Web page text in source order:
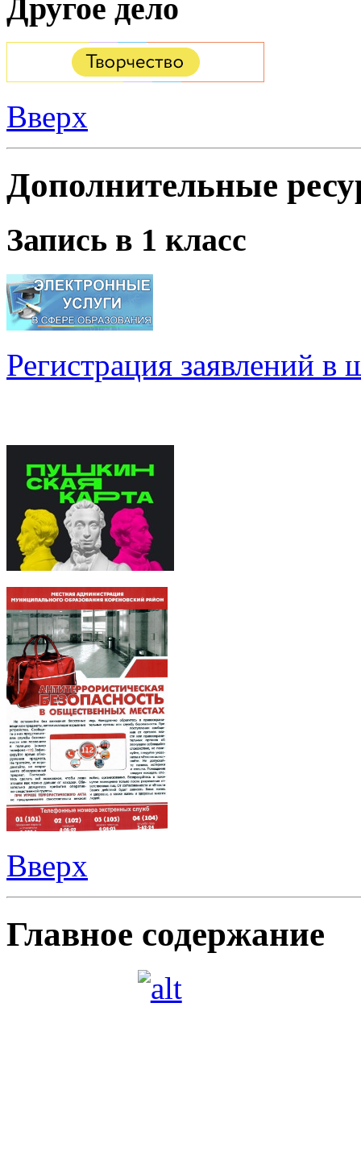
Другое дело
Вверх
Дополнительные
Запись в 1 класс
Регистрация заявлений в
Вверх
Главное содержание